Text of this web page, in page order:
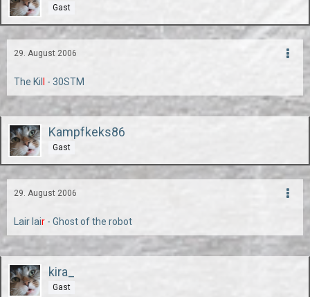
Gast
29. August 2006
The Kil - 30STM
Kampfkeks86
Gast
29. August 2006
Lair lair - Ghost of the robot
kira_
Gast